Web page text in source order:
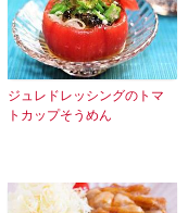
ジュレドレッシングのトマ
トカップそうめん